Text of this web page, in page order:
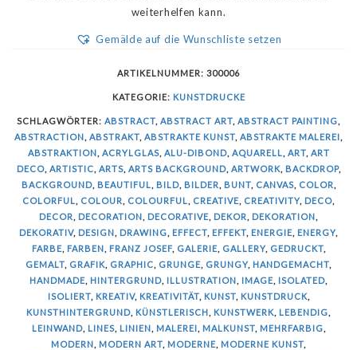
weiterhelfen kann.
Gemälde auf die Wunschliste setzen
ARTIKELNUMMER: 300006
KATEGORIE: KUNSTDRUCKE
SCHLAGWÖRTER: ABSTRACT, ABSTRACT ART, ABSTRACT PAINTING,
ABSTRACTION, ABSTRAKT, ABSTRAKTE KUNST, ABSTRAKTE MALEREI,
ABSTRAKTION, ACRYLGLAS, ALU-DIBOND, AQUARELL, ART, ART
DECO, ARTISTIC, ARTS, ARTS BACKGROUND, ARTWORK, BACKDROP,
BACKGROUND, BEAUTIFUL, BILD, BILDER, BUNT, CANVAS, COLOR,
COLORFUL, COLOUR, COLOURFUL, CREATIVE, CREATIVITY, DECO,
DECOR, DECORATION, DECORATIVE, DEKOR, DEKORATION,
DEKORATIV, DESIGN, DRAWING, EFFECT, EFFEKT, ENERGIE, ENERGY,
FARBE, FARBEN, FRANZ JOSEF, GALERIE, GALLERY, GEDRUCKT,
GEMALT, GRAFIK, GRAPHIC, GRUNGE, GRUNGY, HANDGEMACHT,
HANDMADE, HINTERGRUND, ILLUSTRATION, IMAGE, ISOLATED,
ISOLIERT, KREATIV, KREATIVITÄT, KUNST, KUNSTDRUCK,
KUNSTHINTERGRUND, KÜNSTLERISCH, KUNSTWERK, LEBENDIG,
LEINWAND, LINES, LINIEN, MALEREI, MALKUNST, MEHRFARBIG,
MODERN, MODERN ART, MODERNE, MODERNE KUNST,